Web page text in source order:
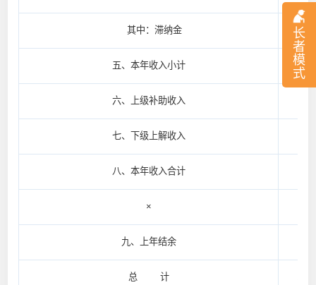
长
者
模
式
其中：滞纳金
五、本年收入小计
六、上级补助收入
七、下级上解收入
八、本年收入合计
×
九、上年结余
总 计